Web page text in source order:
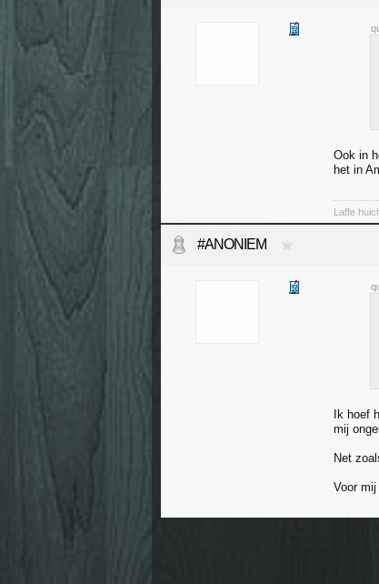
Ook in
het in
Laffe
#ANONIEM
Ik hoef
mij
Net
Voor